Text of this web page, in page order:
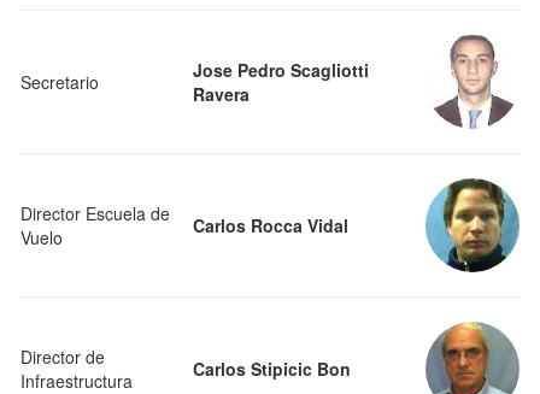
Secretario
Jose Pedro Scagliotti
Ravera
Director Escuela de
Vuelo
Carlos Rocca Vidal
Director de
Infraestructura
Carlos Stipicic Bon